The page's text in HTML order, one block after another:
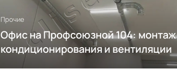
Прочие
Офис на Профсоюзной 104: монтаж
кондиционирования и вентиляции